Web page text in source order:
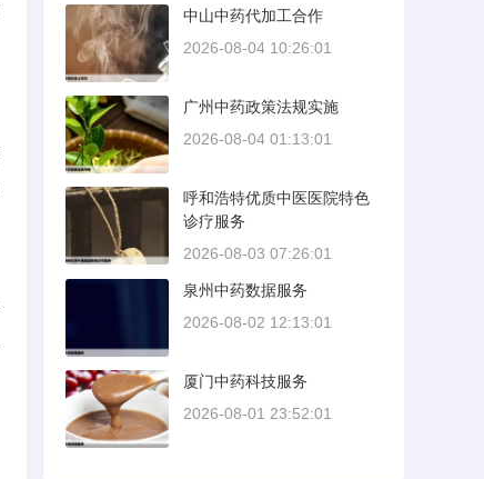
中山中药代加工合作
2026-08-04 10:26:01
广州中药政策法规实施
2026-08-04 01:13:01
呼和浩特优质中医医院特色
诊疗服务
2026-08-03 07:26:01
泉州中药数据服务
2026-08-02 12:13:01
厦门中药科技服务
2026-08-01 23:52:01